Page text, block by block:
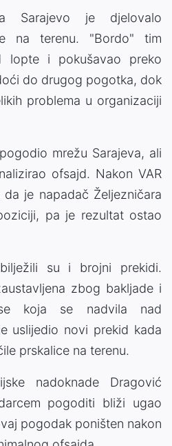
Sarajevo je djelovalo
na terenu. "Bordo" tim
lopte i pokušavao preko
do drugog pogotka, dok
problema u organizaciji
mrežu Sarajeva, ali
ofsajd. Nakon VAR
je napadač Željezničara
pa je rezultat ostao
su i brojni prekidi.
zbog bakljade i
koja se nadvila nad
uslijedio novi prekid kada
prskalice na terenu.
nadoknade Dragović
pogoditi bliži ugao
pogodak poništen nakon